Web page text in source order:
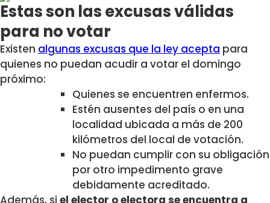
Estas son las excusas válidas
para no votar
Existen algunas excusas que la ley acepta para
quienes no puedan acudir a votar el domingo
próximo:
Quienes se encuentren enfermos.
Estén ausentes del país o en una
localidad ubicada a más de 200
kilómetros del local de votación.
No puedan cumplir con su obligación
por otro impedimento grave
debidamente acreditado.
Además, si el elector o electora se encuentra a